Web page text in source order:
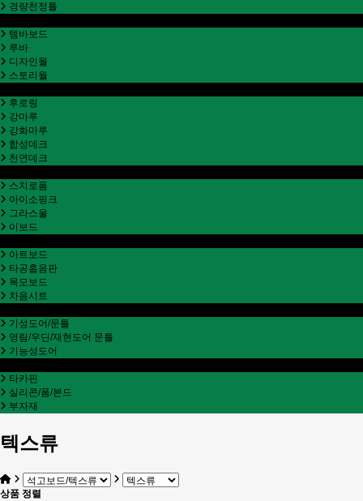
경량천정틀
템바보드
루바
디자인월
스토리월
후로링
강마루
강화마루
합성데크
천연데크
스치로폼
아이소핑크
그라스울
이보드
아트보드
타공흡음판
목모보드
차음시트
기성도어/문틀
영림/우딘/재현도어 문틀
기능성도어
타카핀
실리콘/폼/본드
부자재
텍스류
상품 정렬